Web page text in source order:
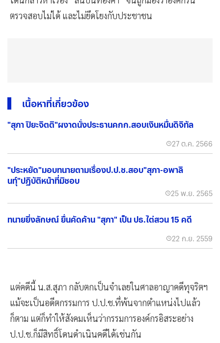
ตรวจสอบไม่ได้ และไม่ยึดโยงกับประชาชน
เนื้อหาที่เกี่ยวข้อง
"สุภา ปิยะจิตติ"ผงาดนั่งประธานคกก.สอบเงินหมื่นดิจิทัล
27 ต.ค. 2566
"ประหยัด"มอบทนายตามเรื่องป.ป.ช.สอบ"สุภา-อพาลิ
นทุ์"ปฏิบัติหน้าที่มิชอบ
25 พ.ย. 2565
ทนายยิ่งลักษณ์ ยื่นคัดค้าน "สุภา" เป็น ปธ.ไต่สวน 15 คดี
22 ก.ย. 2559
แต่คดีนี้ น.ส.สุภา กลับตกเป็นจำเลยในศาลอาญาคดีทุจริตฯ
แม้จะเป็นอดีตกรรมการ ป.ป.ช.ที่พ้นจากตำแหน่งไปแล้ว
ก็ตาม แต่ก็ทำให้สังคมเห็นว่ากรรมการองค์กรอิสระอย่าง
ป.ป.ช.ก็มีสิทธิ์โดนดำเนินคดีได้เช่นกัน